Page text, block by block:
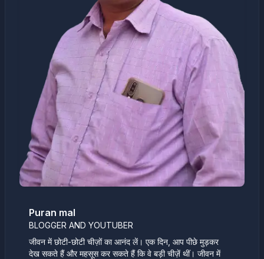
Puran mal
BLOGGER AND YOUTUBER
जीवन में छोटी-छोटी चीज़ों का आनंद लें। एक दिन, आप पीछे मुड़कर
देख सकते हैं और महसूस कर सकते हैं कि वे बड़ी चीज़ें थीं। जीवन में